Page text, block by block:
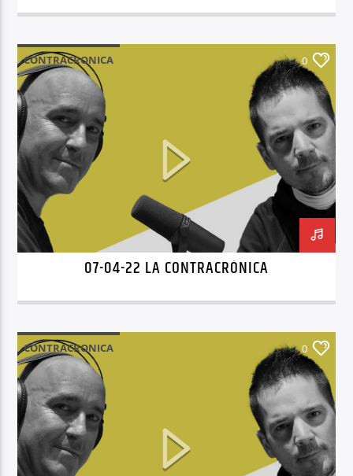
CONTRACRONICA 0
07-04-22 LA CONTRACRÓNICA
CONTRACRONICA 0